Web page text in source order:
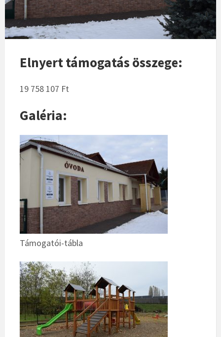
Elnyert támogatás összege:
19 758 107 Ft
Galéria:
Támogatói-tábla